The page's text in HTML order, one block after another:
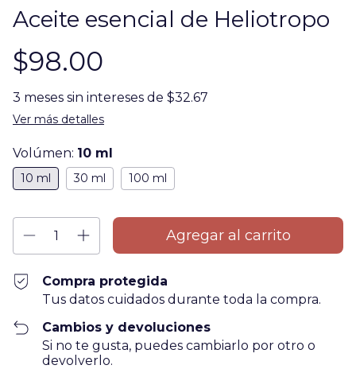
Aceite esencial de Heliotropo
$98.00
3 meses sin intereses de $32.67
Ver más detalles
Volúmen: 10 ml
10 ml 30 ml 100 ml
Compra protegida
Tus datos cuidados durante toda la compra.
Cambios y devoluciones
Si no te gusta, puedes cambiarlo por otro o
devolverlo.